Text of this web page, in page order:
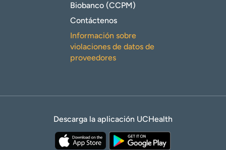
Biobanco (CCPM)
Contáctenos
Información sobre
violaciones de datos de
proveedores
Descarga la aplicación UCHealth